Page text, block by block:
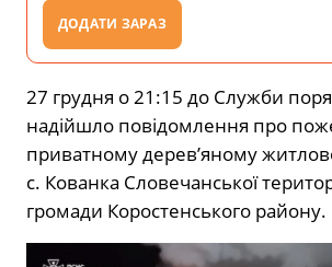
ДОДАТИ ЗАРАЗ
27 грудня о 21:15 до Служби
надійшло повідомлення про
приватному дерев’яному
с. Кованка Словечанської
громади Коростенського району.